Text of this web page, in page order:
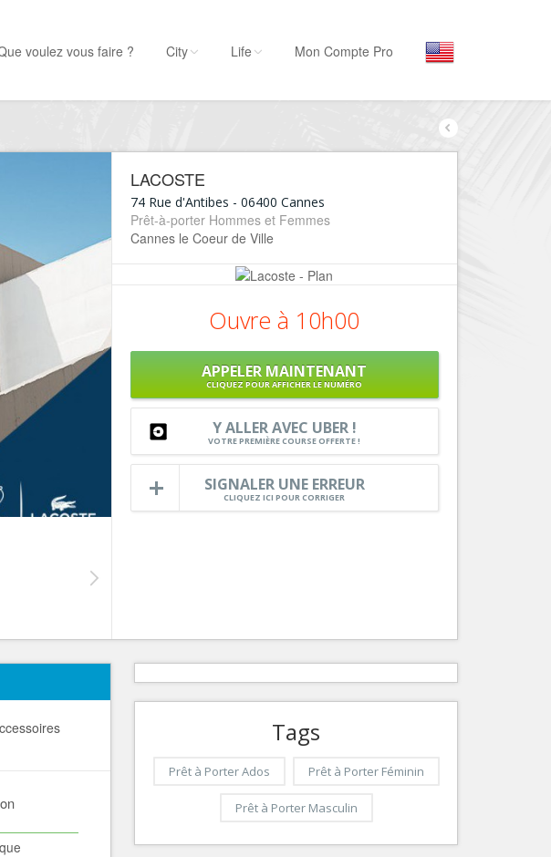
voulez vous faire ?
Mode, ...
Loisirs
Plages, sports, ...
Tourisme, ...
City Life Mon Compte Pro
LACOSTE
74 Rue d'Antibes - 06400 Cannes
Prêt-à-porter Hommes et Femmes
Cannes le Coeur de Ville
Ouvre à 10h00
APPELER MAINTENANT
CLIQUEZ POUR AFFICHER LE NUMÉRO
Y ALLER AVEC UBER !
VOTRE PREMIÈRE COURSE OFFERTE !
SIGNALER UNE ERREUR
CLIQUEZ ICI POUR CORRIGER
Tags
Prêt à Porter Ados Prêt à Porter Féminin
Prêt à Porter Masculin